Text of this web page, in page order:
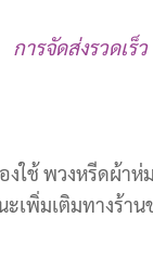
การจัดส่งรวดเร็
งใช้ พวงหรีดผ้า
พิ่มเติมทางร้าน